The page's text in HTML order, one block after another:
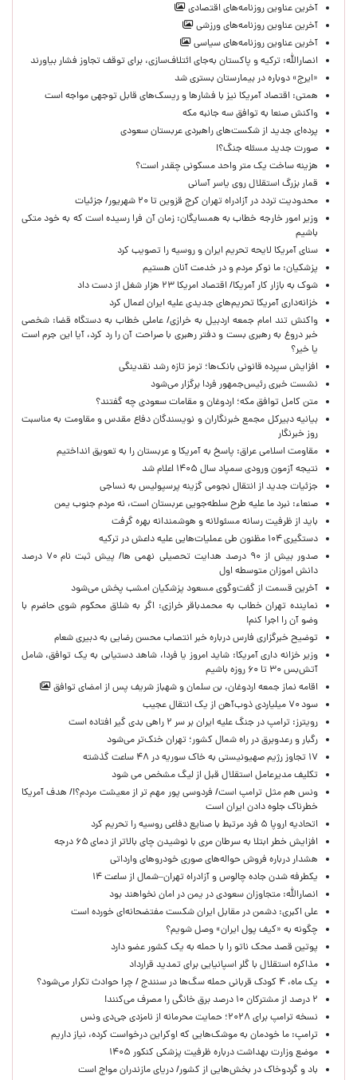
آخرین عناوین روزنامه‌های اقتصادی
آخرین عناوین روزنامه‌های ورزشی
آخرین عناوین روزنامه‌های سیاسی
انصارالله: ترکیه و پاکستان به‌جای ائتلاف‌سازی، برای توقف تجاوز فشار بیاورند
«ایرج» دوباره در بیمارستان بستری شد
همتی: اقتصاد آمریکا نیز با فشارها و ریسک‌های قابل توجهی مواجه است
واکنش صنعا به توافق سه جانبه مکه
پرده‌ای جدید از شکست‌های راهبردی عربستان سعودی
صورت جدید مسئله جنگ؟!
هزینه ساخت یک متر واحد مسکونی چقدر است؟
قمار بزرگ استقلال روی یاسر آسانی
محدودیت تردد در آزادراه تهران کرج قزوین تا ۲۰ شهریور/ جزئیات
وزیر امور خارجه خطاب به همسایگان: زمان آن فرا رسیده است که به خود متکی
باشیم
سنای آمریکا لایحه تحریم ایران و روسیه را تصویب کرد
پزشکیان: ما نوکر مردم و در خدمت آنان هستیم
شوک به بازار کار آمریکا/ اقتصاد امریکا ۲۳ هزار شغل از دست داد
خزانه‌داری آمریکا تحریم‌های جدیدی علیه ایران اعمال کرد
واکنش تند امام جمعه اردبیل به خرازی/ عاملی خطاب به دستگاه قضا: شخصی
خبر دروغ به رهبری بست و دفتر رهبری با صراحت آن را رد کرد، آیا این جرم است
یا خیر؟
افزایش سپرده قانونی بانک‌ها؛ ترمز تازه رشد نقدینگی
نشست خبری رئیس‌جمهور فردا برگزار می‌شود
متن کامل توافق مکه؛ اردوغان و مقامات سعودی چه گفتند؟
بیانیه دبیرکل مجمع خبرنگاران و نویسندگان دفاع مقدس و مقاومت به مناسبت
روز خبرنگار
مقاومت اسلامی عراق: پاسخ به آمریکا و عربستان را به تعویق انداختیم
نتیجه آزمون ورودی سمپاد سال ۱۴۰۵ اعلام شد
جزئیات جدید از انتقال نجومی گزینه پرسپولیس به نساجی
صنعاء: نبرد ما علیه طرح سلطه‌جویی عربستان است، نه مردم جنوب یمن
باید از ظرفیت رسانه مسئولانه و هوشمندانه بهره گرفت
دستگیری ۱۰۴ مظنون طی عملیات‌هایی علیه داعش در ترکیه
صدور بیش از ۹۰ درصد هدایت تحصیلی نهمی ها/ پیش ثبت نام ۷۰ درصد
دانش اموزان متوسطه اول
آخرین قسمت از گفت‌وگوی مسعود پزشکیان امشب پخش می‌شود
نماینده تهران خطاب به محمدباقر خرازی: اگر به شلاق محکوم شوی حاضرم با
وضو آن را اجرا کنم!
توضیح خبرگزاری فارس درباره خبر انتصاب محسن رضایی به دبیری شعام
وزیر خزانه داری آمریکا: شاید امروز یا فردا، شاهد دستیابی به یک توافق، شامل
آتش‌بس ۳۰ تا ۶۰ روزه باشیم
اقامه نماز جمعه اردوغان، بن ‌سلمان و شهباز شریف پس از امضای توافق
سود ۷۰ میلیاردی ذوب‌آهن از یک انتقال عجیب
رویترز: ترامپ در جنگ علیه ایران بر سر ۲ راهی بدی گیر افتاده است
رگبار و رعدوبرق در راه شمال کشور؛ تهران خنک‌تر می‌شود
۱۷ تجاوز رژیم صهیونیستی به خاک سوریه در ۴۸ ساعت گذشته
تکلیف مدیرعامل استقلال قبل از لیگ مشخص می شود
ونس هم مثل ترامپ است/ فردوسی پور مهم تر از معیشت مردم؟!/ هدف آمریکا
خطرناک جلوه دادن ایران است
اتحادیه اروپا ۵ فرد مرتبط با صنایع دفاعی روسیه را تحریم کرد
افزایش خطر ابتلا به سرطان مری با نوشیدن چای بالاتر از دمای ۶۵ درجه
هشدار درباره فروش حواله‌های صوری خودروهای وارداتی
یکطرفه شدن جاده چالوس و آزادراه تهران–شمال از ساعت ۱۴
انصارالله: متجاوزان سعودی در یمن در امان نخواهند بود
علی اکبری: دشمن در مقابل ایران شکست مفتضحانه‌ای خورده است
چگونه به «کیف پول ایران» وصل شویم؟
پوتین قصد محک ناتو را با حمله به یک کشور عضو دارد
مذاکره استقلال با گلر اسپانیایی برای تمدید قرارداد
یک ماه، ۴ کودک قربانی حمله سگ‌ها در سنندج / چرا حوادث تکرار می‌شود؟
۲ درصد از مشترکان ۱۰ درصد برق خانگی را مصرف می‌کنند!
نسخه ترامپ برای ۲۰۲۸؛ حمایت محرمانه از نامزدی جی‌دی ونس
ترامپ: ما خودمان به موشک‌هایی که اوکراین درخواست کرده، نیاز داریم
موضع وزارت بهداشت درباره ظرفیت پزشکی کنکور ۱۴۰۵
باد و گردوخاک در بخش‌هایی از کشور/ دریای مازندران مواج است